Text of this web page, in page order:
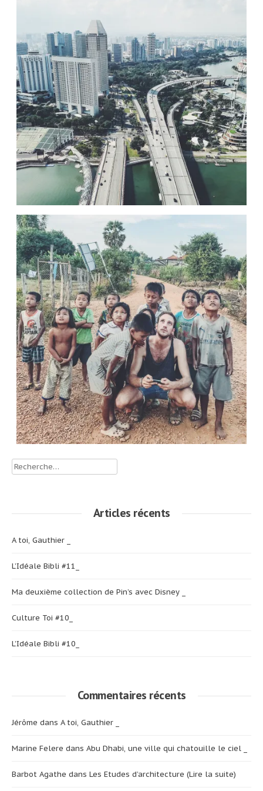
Rechercher :
Articles récents
A toi, Gauthier _
L’Idéale Bibli #11_
Ma deuxième collection de Pin’s avec Disney _
Culture Toi #10_
L’Idéale Bibli #10_
Commentaires récents
Jérôme dans A toi, Gauthier _
Marine Felere dans Abu Dhabi, une ville qui chatouille le ciel _
Barbot Agathe dans Les Etudes d’architecture (Lire la suite)